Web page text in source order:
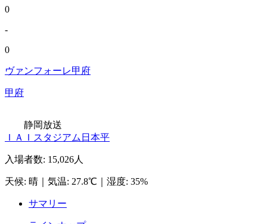
0
-
0
ヴァンフォーレ甲府
甲府
静岡放送
ＩＡＩスタジアム日本平
入場者数: 15,026人
天候: 晴 気温: 27.8℃ 湿度: 35%
サマリー